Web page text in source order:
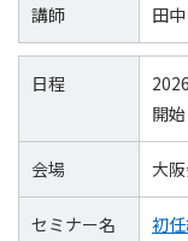
講師 田
日程
開
会場 大
セミナー名
初